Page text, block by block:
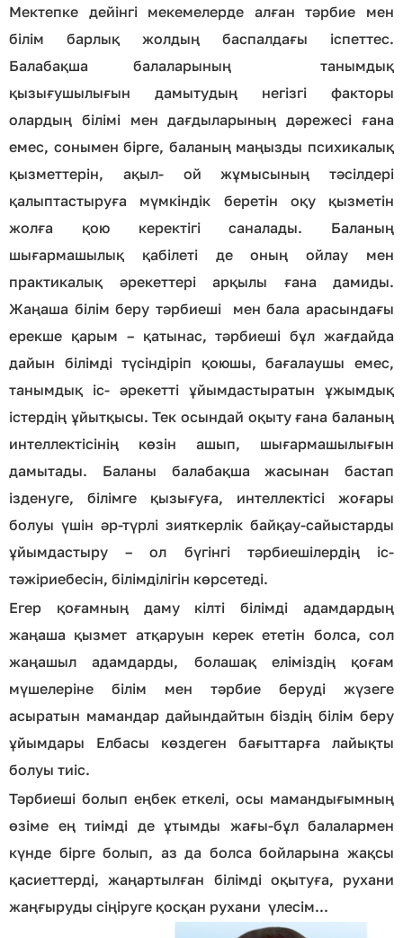
Мектепке дейінгі мекемелерде алған тәрбие мен
білім барлық жолдың баспалдағы іспеттес.
Балабақша балаларының танымдық
қызығушылығын дамытудың негізгі факторы
олардың білімі мен дағдыларының дәрежесі ғана
емес, сонымен бірге, баланың маңызды психикалық
қызметтерін, ақыл- ой жұмысының тәсілдері
қалыптастыруға мүмкіндік беретін оқу қызметін
жолға қою керектігі саналады. Баланың
шығармашылық қабілеті де оның ойлау мен
практикалық әрекеттері арқылы ғана дамиды.
Жаңаша білім беру тәрбиеші мен бала арасындағы
ерекше қарым – қатынас, тәрбиеші бұл жағдайда
дайын білімді түсіндіріп қоюшы, бағалаушы емес,
танымдық іс- әрекетті ұйымдастыратын ұжымдық
істердің ұйытқысы. Тек осындай оқыту ғана баланың
интеллектісінің көзін ашып, шығармашылығын
дамытады. Баланы балабақша жасынан бастап
ізденуге, білімге қызығуға, интеллектісі жоғары
болуы үшін әр-түрлі зияткерлік байқау-сайыстарды
ұйымдастыру – ол бүгінгі тәрбиешілердің іс-
тәжіриебесін, білімділігін көрсетеді.
Егер қоғамның даму кілті білімді адамдардың
жаңаша қызмет атқаруын керек ететін болса, сол
жаңашыл адамдарды, болашақ еліміздің қоғам
мүшелеріне білім мен тәрбие беруді жүзеге
асыратын мамандар дайындайтын біздің білім беру
ұйымдары Елбасы көздеген бағыттарға лайықты
болуы тиіс.
Тәрбиеші болып еңбек еткелі, осы мамандығымның
өзіме ең тиімді де ұтымды жағы-бұл балалармен
күнде бірге болып, аз да болса бойларына жақсы
қасиеттерді, жаңартылған білімді оқытуға, рухани
жаңғыруды сіңіруге қосқан рухани үлесім...